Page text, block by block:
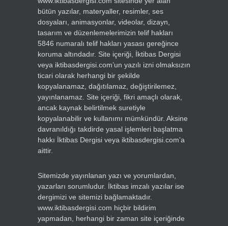
bütün yazılar, materyaller, resimler, ses
dosyaları, animasyonlar, videolar, dizayn,
tasarım ve düzenlemelerimizin telif hakları
5846 numaralı telif hakları yasası gereğince
koruma altındadır. Site içeriği, İktibas Dergisi
veya iktibasdergisi.com’un yazılı izni olmaksızın
ticari olarak herhangi bir şekilde
kopyalanamaz, dağıtılamaz, değiştirilemez,
yayınlanamaz. Site içeriği, fikri amaçlı olarak,
ancak kaynak belirtilmek suretiyle
kopyalanabilir ve kullanımı mümkündür. Aksine
davranıldığı takdirde yasal işlemleri başlatma
hakkı İktibas Dergisi veya iktibasdergisi.com’a
aittir.
Sitemizde yayınlanan yazı ve yorumlardan,
yazarları sorumludur. İktibas imzalı yazılar ise
dergimizi ve sitemizi bağlamaktadır.
www.iktibasdergisi.com hiçbir bildirim
yapmadan, herhangi bir zaman site içeriğinde